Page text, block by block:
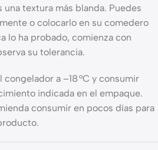
textura más blanda. Puedes
o colocarlo en su comedero
lo ha probado, comienza con
su tolerancia.
a –18 °C y consumir
indicada en el empaque.
consumir en pocos días para